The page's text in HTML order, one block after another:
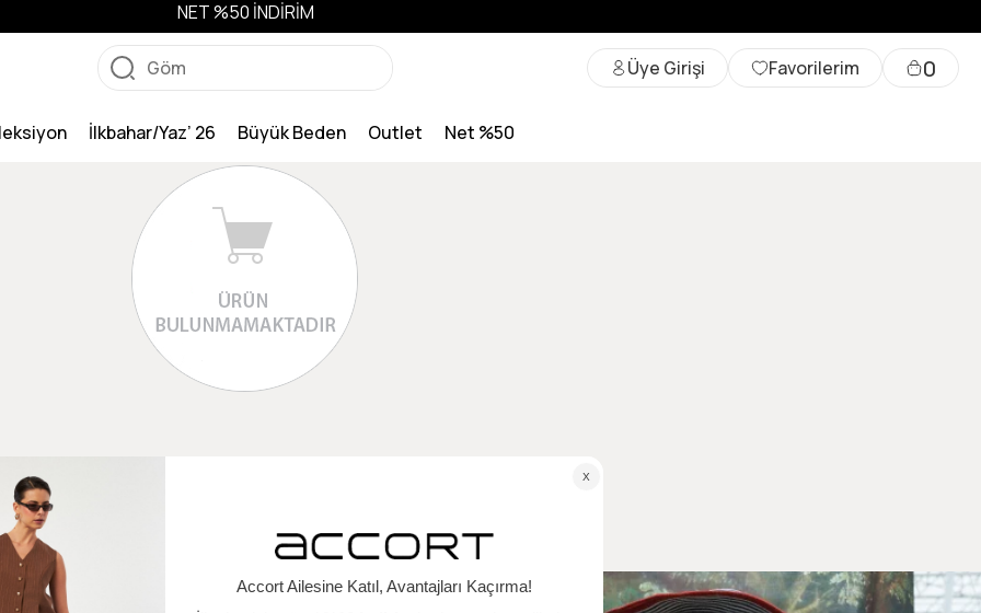
NET %50 İNDİRİM
Üye Girişi Favorilerim 0
İlkbahar/Yaz’ 26 Büyük Beden Outlet Net %50